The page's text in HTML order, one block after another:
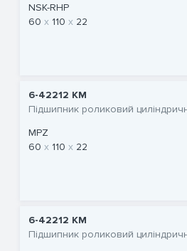
NSK-RHP
60
110 22
6-42212 КМ
Підшипник роликовий
MPZ
60
110 22
6-42212 КМ
Підшипник роликовий